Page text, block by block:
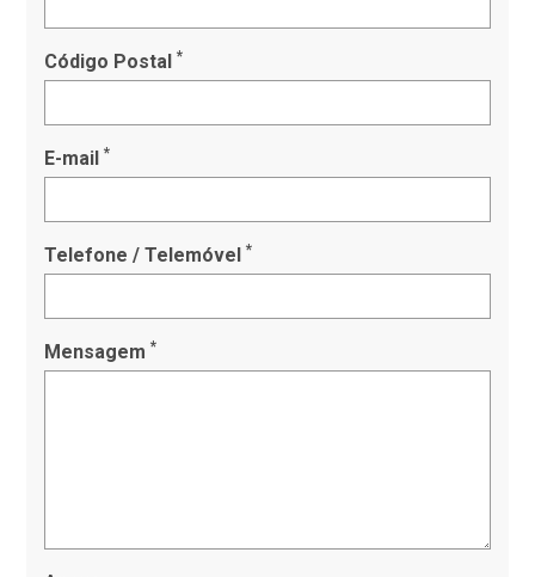
Código Postal*
E-mail*
Telefone / Telemóvel*
Mensagem*